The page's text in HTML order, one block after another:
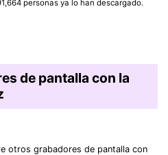
personas ya lo han descargado.
de pantalla con la
otros grabadores de pantalla con